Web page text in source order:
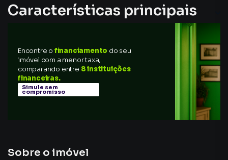
Características principais
Encontre o financiamento do seu
imóvel com a menor taxa,
comparando entre 8 instituições
financeiras.
Simule sem
compromisso
Sobre o imóvel